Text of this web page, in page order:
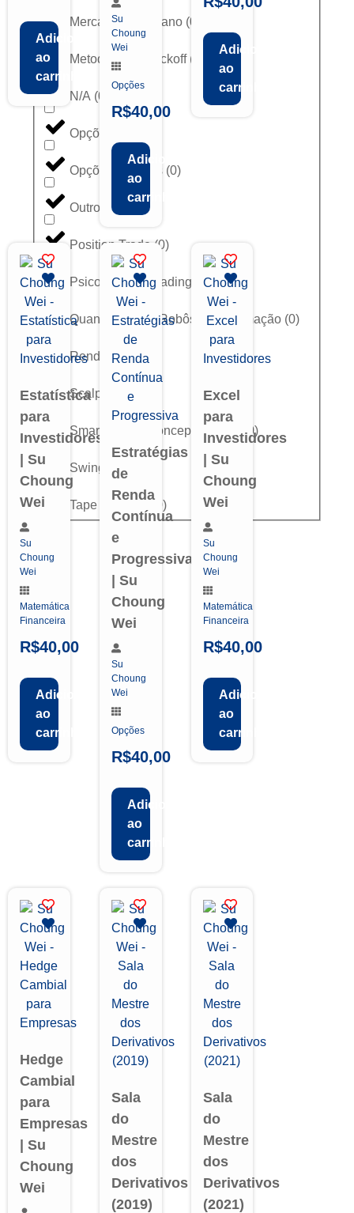
Mercado Americano (0
Metodologia Wyckoff (
N/A (0
Opções
Opções Binárias (0)
Outros (
Position Trade (0)
Psicologia do Trading 0)
Quant Trading / Robôs / Programação (0)
Renda Fixa(0
Scalping 0
Smart Money Concepts (SMC)( 0)
Swing Trade
Tape Reading 0)
Adicionar
ao
carrinho
Su
Choung
Wei
Opções
R$40,00
Adicionar
ao
carrinho
Adicionar
ao
carrinho
Estatística
para
Investidores
| Su
Choung
Wei
Su
Choung
Wei
Matemática
Financeira
R$40,00
Adicionar
ao
carrinho
Estratégias
de
Renda
Contínua
e
Progressiva
| Su
Choung
Wei
Su
Choung
Wei
Opções
R$40,00
Adicionar
ao
carrinho
Excel
para
Investidores
| Su
Choung
Wei
Su
Choung
Wei
Matemática
Financeira
R$40,00
Adicionar
ao
carrinho
Hedge
Cambial
para
Empresas
| Su
Choung
Wei
Sala
do
Mestre
dos
Derivativos
(2019)
Sala
do
Mestre
dos
Derivativos
(2021)